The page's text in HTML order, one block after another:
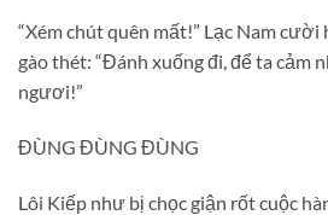
“Xém chút quên mất!” Lạc Nam cười
gào thét: “Đánh xuống đi, để ta cảm
ngươi!”
ĐÙNG ĐÙNG ĐÙNG
Lôi Kiếp như bị chọc giận rốt cuộc